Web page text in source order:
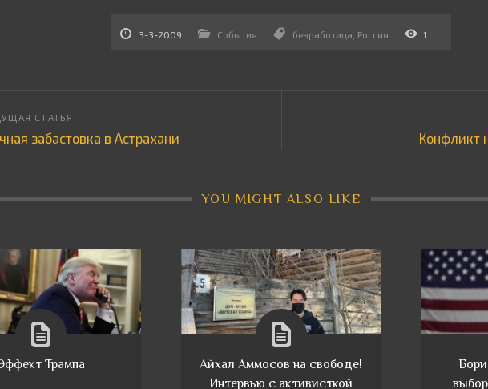
3-3-2009 События безработица Россия 1
забастовка в Астрахани Конфликт
YOU MIGHT ALSO LIKE
Трампа
Айхал Аммосов на свободе!
Интервью с активисткой